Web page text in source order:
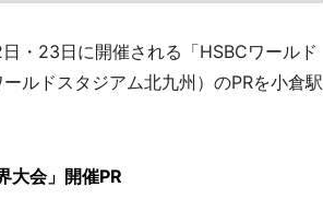
・23日に開催される「HSBCワールド
ルドスタジアム北九州）のPRを小倉駅
大会」開催PR